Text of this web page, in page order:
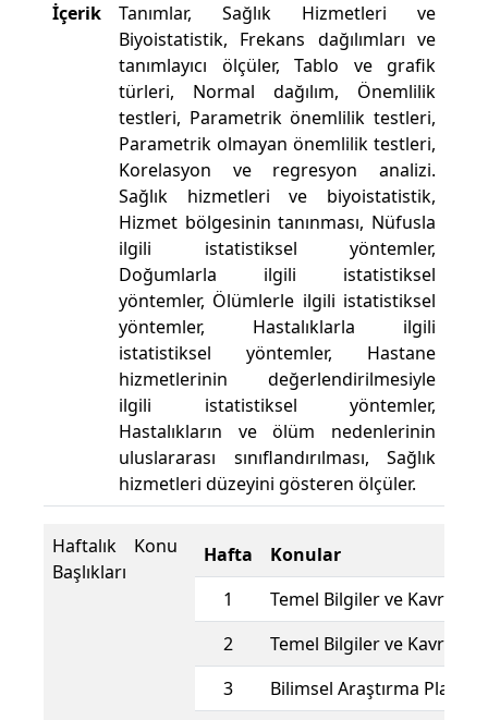
İçerik
Tanımlar, Sağlık Hizmetleri ve
Biyoistatistik, Frekans dağılımları ve
tanımlayıcı ölçüler, Tablo ve grafik
türleri, Normal dağılım, Önemlilik
testleri, Parametrik önemlilik testleri,
Parametrik olmayan önemlilik testleri,
Korelasyon ve regresyon analizi.
Sağlık hizmetleri ve biyoistatistik,
Hizmet bölgesinin tanınması, Nüfusla
ilgili istatistiksel yöntemler,
Doğumlarla ilgili istatistiksel
yöntemler, Ölümlerle ilgili istatistiksel
yöntemler, Hastalıklarla ilgili
istatistiksel yöntemler, Hastane
hizmetlerinin değerlendirilmesiyle
ilgili istatistiksel yöntemler,
Hastalıkların ve ölüm nedenlerinin
uluslararası sınıflandırılması, Sağlık
hizmetleri düzeyini gösteren ölçüler.
Haftalık Konu
Başlıkları
Hafta
Konular
1
Temel Bilgiler ve
2
Temel Bilgiler ve
3
Bilimsel Araştırma